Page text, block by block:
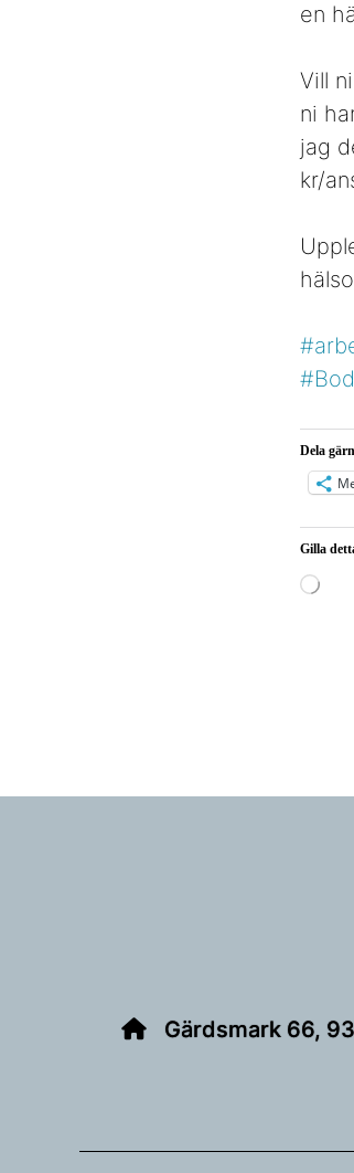
en
Vill
ni
jag
kr/
Dela
Gilla
Laddar
Gärdsmark 66,